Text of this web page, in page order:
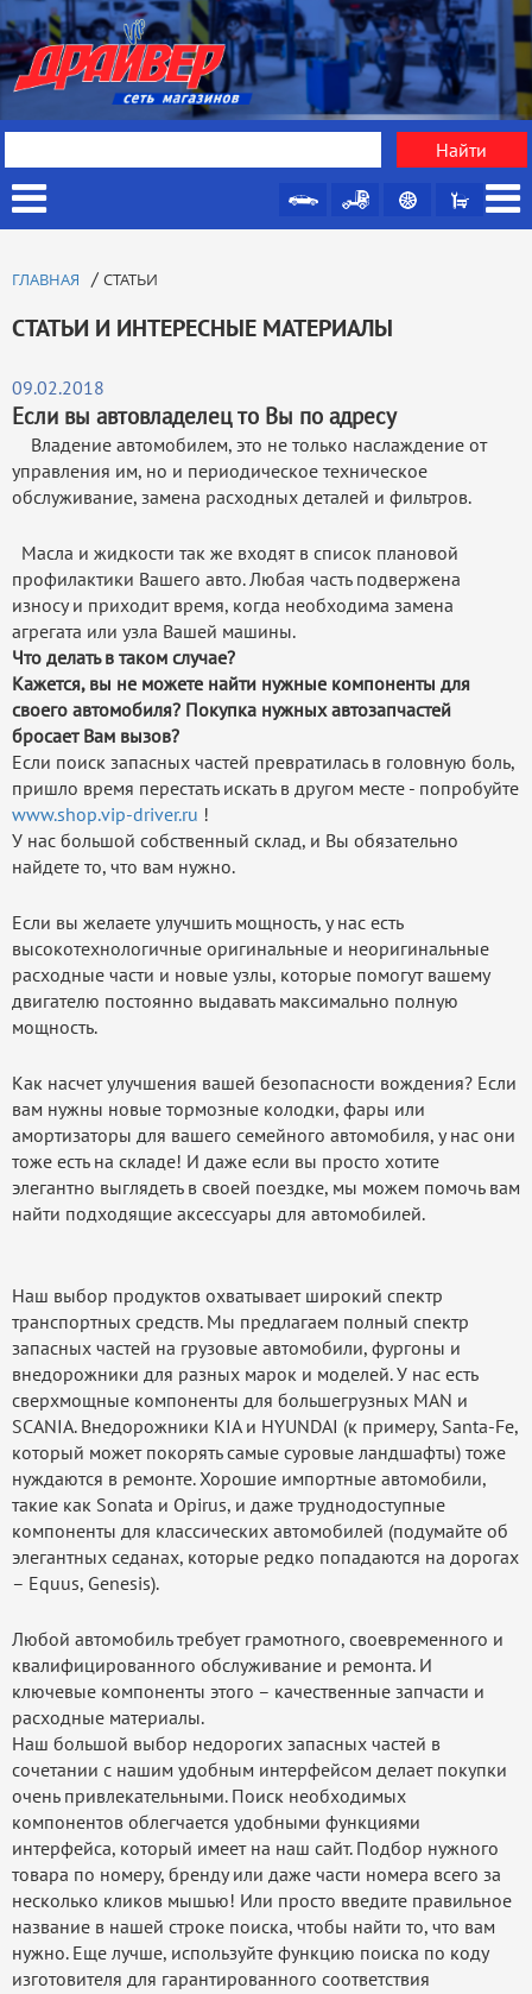
ГЛАВНАЯ / СТАТЬИ
СТАТЬИ И ИНТЕРЕСНЫЕ МАТЕРИАЛЫ
09.02.2018
Если вы автовладелец то Вы по адресу
Владение автомобилем, это не только наслаждение от
управления им, но и периодическое техническое
обслуживание, замена расходных деталей и фильтров.
Масла и жидкости так же входят в список плановой
профилактики Вашего авто. Любая часть подвержена
износу и приходит время, когда необходима замена
агрегата или узла Вашей машины.
Что делать в таком случае?
Кажется, вы не можете найти нужные компоненты для
своего автомобиля? Покупка нужных автозапчастей
бросает Вам вызов?
Если поиск запасных частей превратилась в головную боль,
пришло время перестать искать в другом месте - попробуйте
www.shop.vip-driver.ru !
У нас большой собственный склад, и Вы обязательно
найдете то, что вам нужно.
Если вы желаете улучшить мощность, у нас есть
высокотехнологичные оригинальные и неоригинальные
расходные части и новые узлы, которые помогут вашему
двигателю постоянно выдавать максимально полную
мощность.
Как насчет улучшения вашей безопасности вождения? Если
вам нужны новые тормозные колодки, фары или
амортизаторы для вашего семейного автомобиля, у нас они
тоже есть на складе! И даже если вы просто хотите
элегантно выглядеть в своей поездке, мы можем помочь вам
найти подходящие аксессуары для автомобилей.
Наш выбор продуктов охватывает широкий спектр
транспортных средств. Мы предлагаем полный спектр
запасных частей на грузовые автомобили, фургоны и
внедорожники для разных марок и моделей. У нас есть
сверхмощные компоненты для большегрузных MAN и
SCANIA. Внедорожники KIA и HYUNDAI (к примеру, Santa-Fe,
который может покорять самые суровые ландшафты) тоже
нуждаются в ремонте. Хорошие импортные автомобили,
такие как Sonata и Opirus, и даже труднодоступные
компоненты для классических автомобилей (подумайте об
элегантных седанах, которые редко попадаются на дорогах
– Equus, Genesis).
Любой автомобиль требует грамотного, своевременного и
квалифицированного обслуживание и ремонта. И
ключевые компоненты этого – качественные запчасти и
расходные материалы.
Наш большой выбор недорогих запасных частей в
сочетании с нашим удобным интерфейсом делает покупки
очень привлекательными. Поиск необходимых
компонентов облегчается удобными функциями
интерфейса, который имеет на наш сайт. Подбор нужного
товара по номеру, бренду или даже части номера всего за
несколько кликов мышью! Или просто введите правильное
название в нашей строке поиска, чтобы найти то, что вам
нужно. Еще лучше, используйте функцию поиска по коду
изготовителя для гарантированного соответствия